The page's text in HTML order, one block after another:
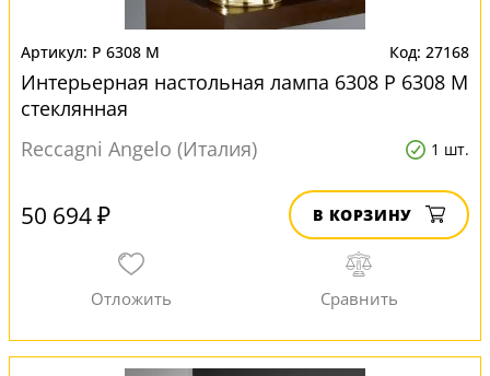
P 6308 M 27168
Интерьерная настольная лампа 6308 P 6308 M
стеклянная
Reccagni Angelo (Италия)
1 шт.
50 694 ₽ В КОРЗИНУ